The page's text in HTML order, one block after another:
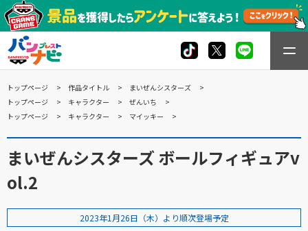
トップページ 作品タイトル
まいぜんシスターズ
トップページ
キャラクター
ぜんいち
トップページ
キャラクター マイッキー
まいぜんシスターズ ボールフィギュアv
ol.2
2023年1月26日（木）より順次登場予定